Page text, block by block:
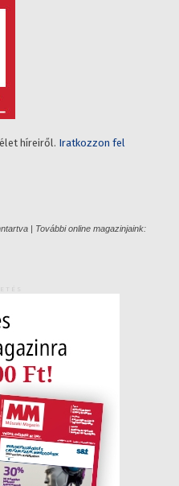
híreiről. Iratkozzon fel
| További online magazinjaink: